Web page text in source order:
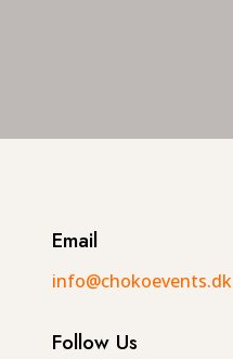
Email
info@chokoevents.dk
Follow Us